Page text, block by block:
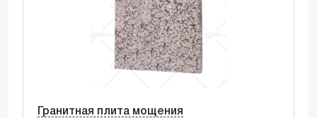
Гранитная плита мощения